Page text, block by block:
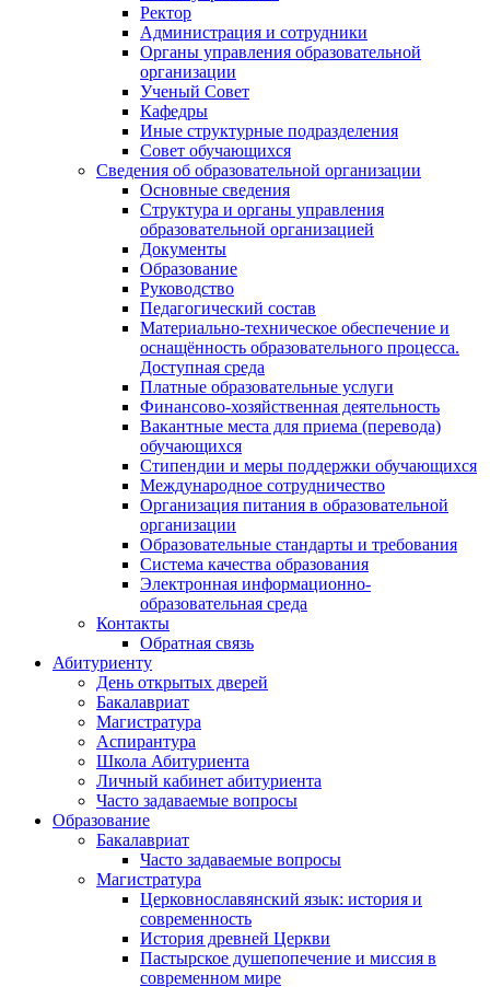
Ректор
Администрация и сотрудники
Органы управления образовательной
организации
Ученый Совет
Кафедры
Иные структурные подразделения
Совет обучающихся
Сведения об образовательной организации
Основные сведения
Структура и органы управления
образовательной организацией
Документы
Образование
Руководство
Педагогический состав
Материально-техническое обеспечение и
оснащённость образовательного процесса.
Доступная среда
Платные образовательные услуги
Финансово-хозяйственная деятельность
Вакантные места для приема (перевода)
обучающихся
Стипендии и меры поддержки обучающихся
Международное сотрудничество
Организация питания в образовательной
организации
Образовательные стандарты и требования
Система качества образования
Электронная информационно-
образовательная среда
Контакты
Обратная связь
Абитуриенту
День открытых дверей
Бакалавриат
Магистратура
Аспирантура
Школа Абитуриента
Личный кабинет абитуриента
Часто задаваемые вопросы
Образование
Бакалавриат
Часто задаваемые вопросы
Магистратура
Церковнославянский язык: история и
современность
История древней Церкви
Пастырское душепопечение и миссия в
современном мире